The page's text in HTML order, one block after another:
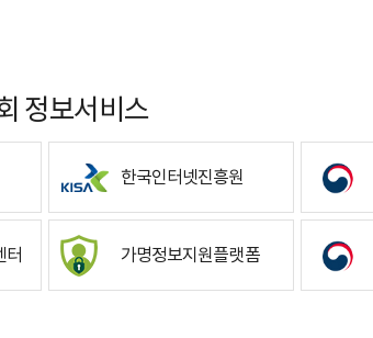
정보서비스
한국인터넷진흥원
터 가명정보지원플랫폼